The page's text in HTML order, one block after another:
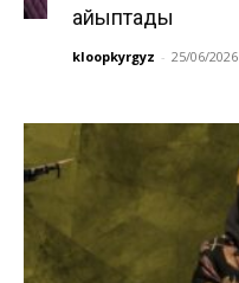
айыптады
kloopkyrgyz - 25/06/2026